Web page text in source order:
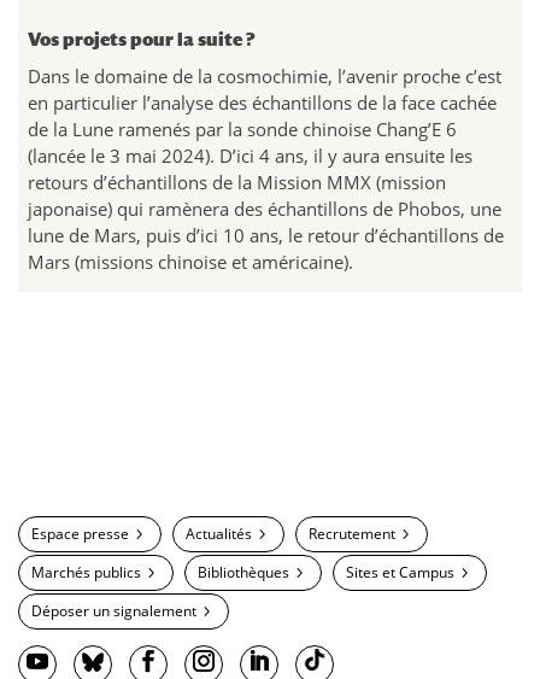
Vos projets pour la suite ?
Dans le domaine de la cosmochimie, l’avenir proche c’est
en particulier l’analyse des échantillons de la face cachée
de la Lune ramenés par la sonde chinoise Chang’E 6
(lancée le 3 mai 2024). D’ici 4 ans, il y aura ensuite les
retours d’échantillons de la Mission MMX (mission
japonaise) qui ramènera des échantillons de Phobos, une
lune de Mars, puis d’ici 10 ans, le retour d’échantillons de
Mars (missions chinoise et américaine).
Espace presse Actualités
Recrutement
Marchés publics
Bibliothèques
Sites et Campus
Déposer un signalement